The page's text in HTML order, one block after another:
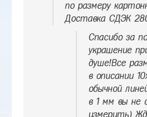
по размеру
Доставка СДЭК
Спасибо за
украшение
душе!Все
в описании
обычной
в 1 мм вы не
измерить)